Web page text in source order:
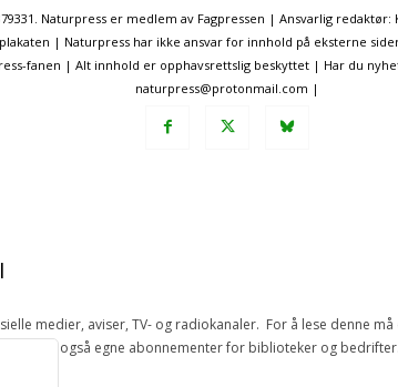
Naturpress er medlem av Fagpressen | Ansvarlig
| Naturpress har ikke ansvar for innhold på eksterne
fanen | Alt innhold er opphavsrettslig beskyttet | Har du
naturpress@protonmail.com |
medier, aviser, TV- og radiokanaler. For å lese denne
Vi har også egne abonnementer for biblioteker og bedrifter.